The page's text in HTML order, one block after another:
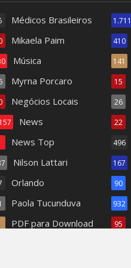
Médicos Brasileiros
Mikaela Paim
Música
Myrna Porcaro
Negócios Locais
News
News Top
Nilson Lattari
Orlando
Paola Tucunduva
PDF para Download
1.711
410
141
15
26
22
496
167
90
932
95